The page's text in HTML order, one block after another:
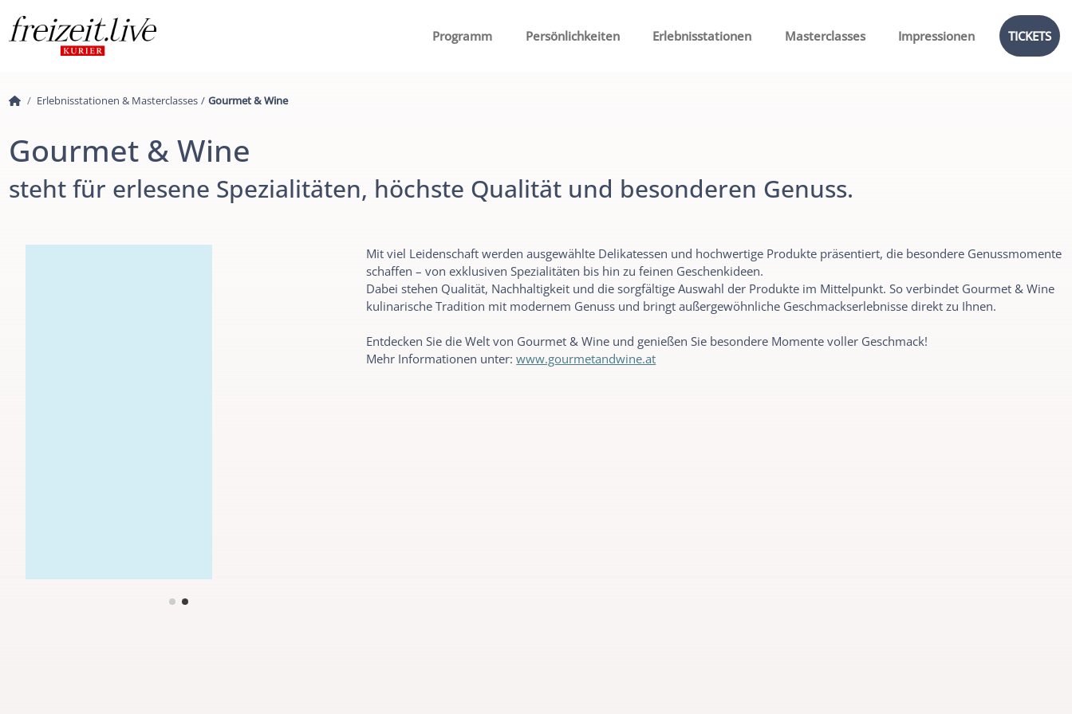
Programm Persönlichkeiten Erlebnisstationen Masterclasses Impressionen TICKETS
Erlebnisstationen & Masterclasses / Gourmet & Wine
Gourmet & Wine
steht für erlesene Spezialitäten, höchste Qualität und besonderen Genuss.
Mit viel Leidenschaft werden ausgewählte Delikatessen und hochwertige Produkte präsentiert, die besondere Genussmomente
schaffen – von exklusiven Spezialitäten bis hin zu feinen Geschenkideen.
Dabei stehen Qualität, Nachhaltigkeit und die sorgfältige Auswahl der Produkte im Mittelpunkt. So verbindet Gourmet & Wine
kulinarische Tradition mit modernem Genuss und bringt außergewöhnliche Geschmackserlebnisse direkt zu Ihnen.
Entdecken Sie die Welt von Gourmet & Wine und genießen Sie besondere Momente voller Geschmack!
Mehr Informationen unter:www.gourmetandwine.at